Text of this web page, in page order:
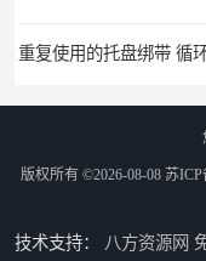
版权所有 ©2026-08-08 苏ICP
技术支持： 八方资源网